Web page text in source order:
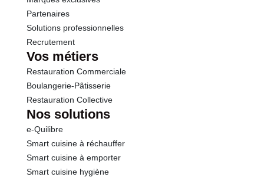
Partenaires
Solutions professionnelles
Recrutement
Vos métiers
Restauration Commerciale
Boulangerie-Pâtisserie
Restauration Collective
Nos solutions
e-Quilibre
Smart cuisine à réchauffer
Smart cuisine à emporter
Smart cuisine hygiène